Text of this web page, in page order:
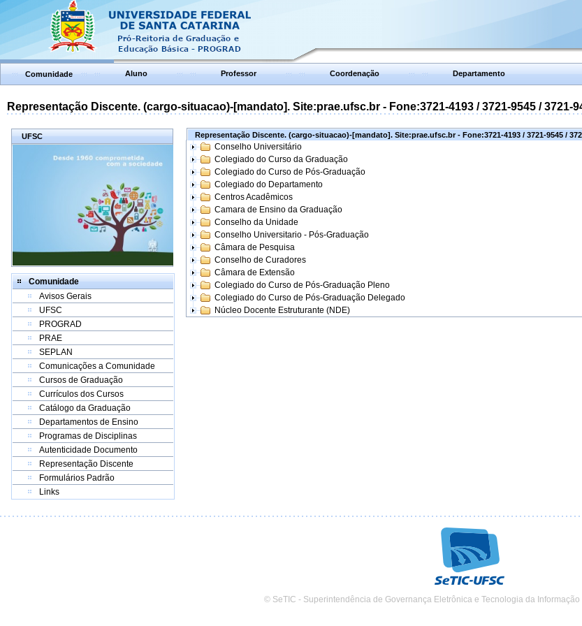
Comunidade Aluno Professor Coordenação Departamento
Representação Discente. (cargo-situacao)-[mandato]. Site:prae.ufsc.br - Fone:3721-4193 / 3721-9545 / 3721-
UFSC
Comunidade
Avisos Gerais
UFSC
PROGRAD
PRAE
SEPLAN
Comunicações a Comunidade
Cursos de Graduação
Currículos dos Cursos
Catálogo da Graduação
Departamentos de Ensino
Programas de Disciplinas
Autenticidade Documento
Representação Discente
Formulários Padrão
Links
Representação Discente. (cargo-situacao)-[mandato]. Site:prae.ufsc.br - Fone:3721-4193 / 3721-9545 /
Conselho Universitário
Colegiado do Curso da Graduação
Colegiado do Curso de Pós-Graduação
Colegiado do Departamento
Centros Acadêmicos
Camara de Ensino da Graduação
Conselho da Unidade
Conselho Universitario - Pós-Graduação
Câmara de Pesquisa
Conselho de Curadores
Câmara de Extensão
Colegiado do Curso de Pós-Graduação Pleno
Colegiado do Curso de Pós-Graduação Delegado
Núcleo Docente Estruturante (NDE)
© SeTIC - Superintendência de Governança Eletrônica e Tecnologia da